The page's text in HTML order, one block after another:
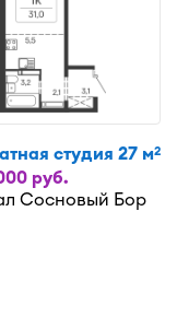
студия 27 м2
руб.
Сосновый Бор